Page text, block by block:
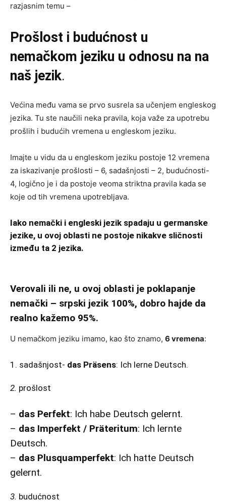
razjasnim temu –
Prošlost i budućnost u
nemačkom jeziku u odnosu na na
naš jezik.
Većina među vama se prvo susrela sa učenjem engleskog
jezika. Tu ste naučili neka pravila, koja važe za upotrebu
prošlih i budućih vremena u engleskom jeziku.
Imajte u vidu da u engleskom jeziku postoje 12 vremena
za iskazivanje prošlosti – 6, sadašnjosti – 2, budućnosti-
4, logično je i da postoje veoma striktna pravila kada se
koje od tih vremena upotrebljava.
Iako nemački i engleski jezik spadaju u germanske
jezike, u ovoj oblasti ne postoje nikakve sličnosti
između ta 2 jezika.
Verovali ili ne, u ovoj oblasti je poklapanje
nemački – srpski jezik 100%, dobro hajde da
realno kažemo 95%.
U nemačkom jeziku imamo, kao što znamo, 6 vremena:
1. sadašnjost- das Präsens: Ich lerne Deutsch.
2. prošlost
– das Perfekt: Ich habe Deutsch gelernt.
– das Imperfekt / Präteritum: Ich lernte
Deutsch.
– das Plusquamperfekt: Ich hatte Deutsch
gelernt.
3. budućnost